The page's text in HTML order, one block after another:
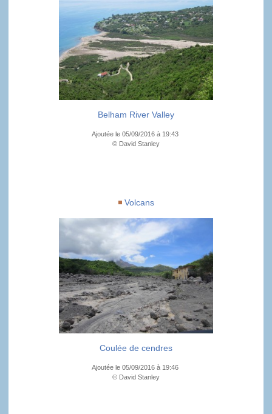
Belham River Valley
Ajoutée le 05/09/2016 à 19:43
© David Stanley
Volcans
Coulée de cendres
Ajoutée le 05/09/2016 à 19:46
© David Stanley